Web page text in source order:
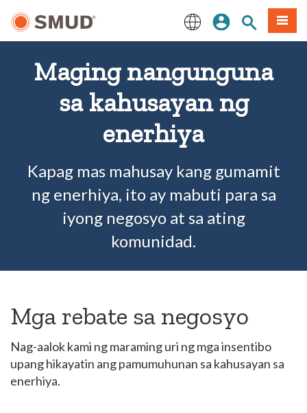
English
Mag-sign InMenu
Maging nangunguna
sa kahusayan ng
enerhiya
Kapag mas mahusay kang gumamit
ng enerhiya, ito ay mabuti para sa
iyong negosyo at sa ating
komunidad.
Mga rebate sa negosyo
Nag-aalok kami ng maraming uri ng mga insentibo
upang hikayatin ang pamumuhunan sa kahusayan sa
enerhiya.